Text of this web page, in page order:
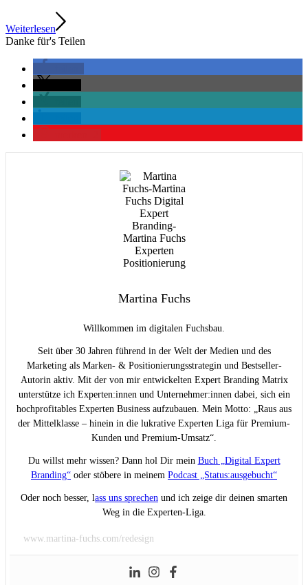
Weiterlesen
Danke für's Teilen
Martina Fuchs
Willkommen im digitalen Fuchsbau.
Seit über 30 Jahren führend in der Welt der Medien und des
Marketing als Marken- & Positionierungsstrategin und Bestseller-
Autorin aktiv. Mit der von mir entwickelten Expert Branding Matrix
unterstütze ich Experten:innen und Unternehmer:innen dabei, sich ein
hochprofitables Experten Business aufzubauen. Mein Motto: „Raus aus
der Mittelklasse – hinein in die lukrative Experten Liga für Premium-
Kunden und Premium-Umsatz“.
Du willst mehr wissen? Dann hol Dir mein Buch „Digital Expert
Branding“ oder stöbere in meinem Podcast „Status:ausgebucht“
Oder noch besser, lass uns sprechen und ich zeige dir deinen smarten
Weg in die Experten-Liga.
www.martina-fuchs.com/redesign